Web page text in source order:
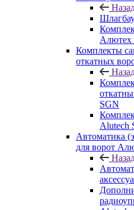
Алютех
Комплекты
откатных
SGN
Alutech
Автоматика
для ворот